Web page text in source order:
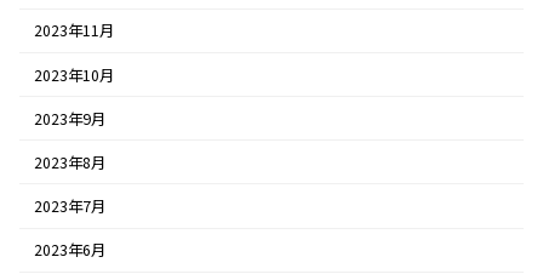
2023年11月
2023年10月
2023年9月
2023年8月
2023年7月
2023年6月